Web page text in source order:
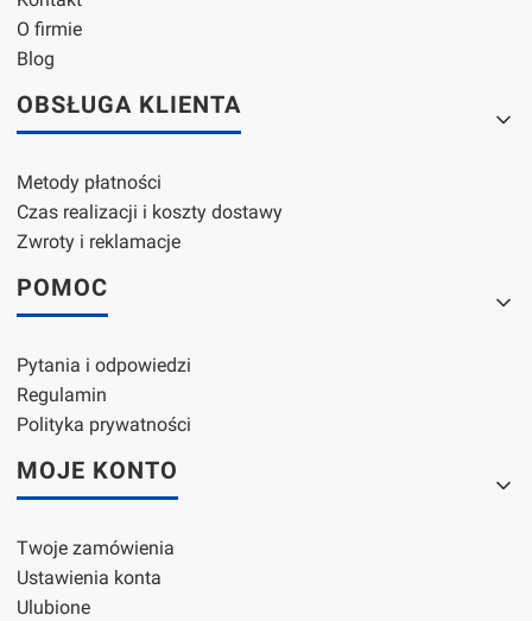
O firmie
Blog
OBSŁUGA KLIENTA
Metody płatności
Czas realizacji i koszty dostawy
Zwroty i reklamacje
POMOC
Pytania i odpowiedzi
Regulamin
Polityka prywatności
MOJE KONTO
Twoje zamówienia
Ustawienia konta
Ulubione